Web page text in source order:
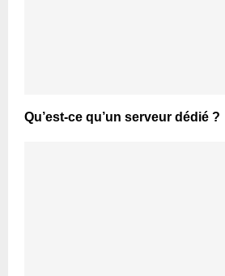
Qu’est-ce qu’un serveur dédié ?